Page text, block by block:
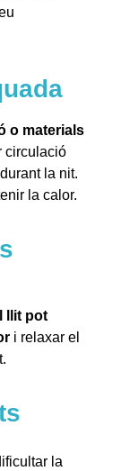
o materials
circulació
la nit.
la calor.
llit pot
i relaxar el
la